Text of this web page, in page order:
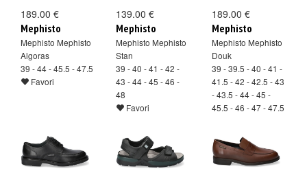
189.00 €
Mephisto
Mephisto Mephisto
Algoras
39 - 44 - 45.5 - 47.5
Favori
139.00 €
Mephisto
Mephisto Mephisto
Stan
39 - 40 - 41 - 42 -
43 - 44 - 45 - 46 -
48
Favori
189.00 €
Mephisto
Mephisto Mephisto
Douk
39 - 39.5 - 40 - 41 -
41.5 - 42 - 42.5 - 43
- 43.5 - 44 - 45 -
45.5 - 46 - 47 - 47.5